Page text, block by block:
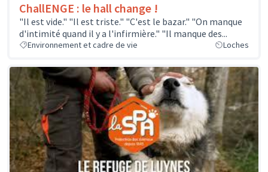
ChallENGE : le hall change !
"Il est vide." "Il est triste." "C'est le bazar." "On manque
d'intimité quand il y a l'infirmière." "Il manque des...
Environnement et cadre de vie Loches